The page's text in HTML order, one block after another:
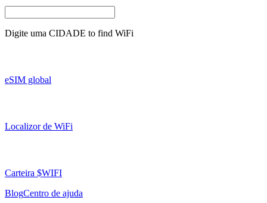
Digite uma CIDADE to find WiFi
eSIM global
Localizor de WiFi
Carteira $WIFI
BlogCentro de ajuda